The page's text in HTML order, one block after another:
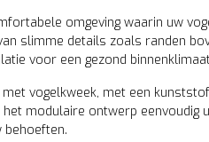
omgeving waarin uw
slimme details zoals randen
voor een gezond
vogelkweek, met een
modulaire ontwerp eenvoudig
behoeften.